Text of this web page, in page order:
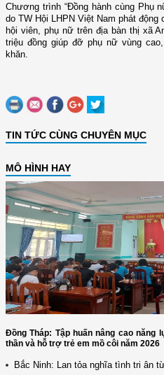
Chương trình “Đồng hành cùng Phụ
do TW Hội LHPN Việt Nam phát
hội viên, phụ nữ trên địa bàn thị xã
triệu đồng giúp đỡ phụ nữ vùng
khăn.
TIN TỨC CÙNG CHUYÊN MỤC
MÔ HÌNH HAY
Đồng Tháp: Tập huấn nâng cao
thần và hỗ trợ trẻ em mồ côi năm 2026
Bắc Ninh: Lan tỏa nghĩa tình tri ân